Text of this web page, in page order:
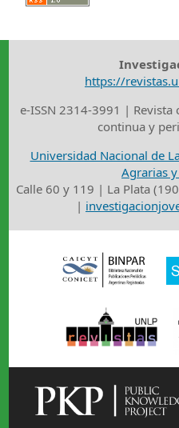
https://
e-ISSN 2314-3991 |
continua y
Universidad Nacional de
Agrarias
Calle 60 y 119 | La Plata
|